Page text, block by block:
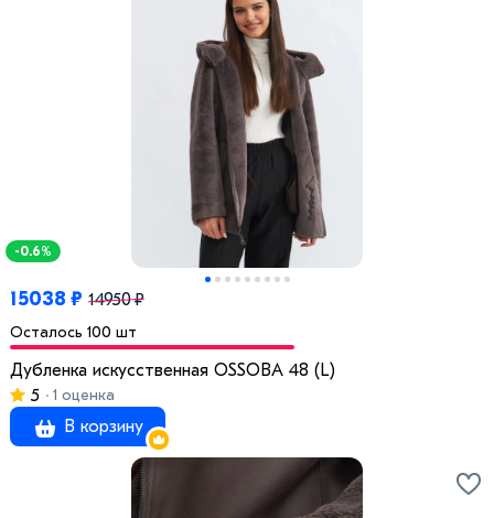
-0.6%
15038 ₽ 14950 ₽
Осталось 100 шт
Дубленка искусственная OSSOBA 48 (L)
5
1 оценка
В корзину